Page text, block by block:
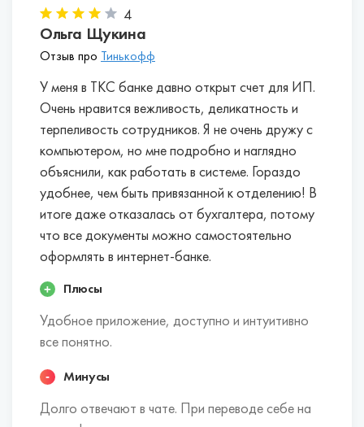
дня.
Условия по дополнительным услугам
например, эквайрингу, зарплатному проекту.
Во многих банках вы сможете бесплатно
арендовать платежные терминалы, заказать
для своих работников дебетовые карточки и
перечислять на них зарплату без комиссии.
Для покрытия кассовых разрывов некоторые
банки сразу же одобряют овердрафт.
бесплатным снятием и внесением наличных.
Скидки при внесении авансового
платежа.Есть банки, которые делают скидки
до 20%, если оплатить пакет услуг на год.
Первые месяцы обслуживания также могут
быть бесплатными.
Бесплатная онлайн-бухгалтерия для
предпринимателей на УСН без работников.
Некоторые банки, например, Альфа-Банк,
Тинькофф, Модульбанк, предоставляют
доступ в онлайн-сервис, с помощью
которого можно самостоятельно вести
бухгалтерский и налоговый учет,
декларацию в электронной форме.
Проценты на неснижаемый остаток.Если вы
доход от собственных сбережений.
4
Ольга Щукина
Отзыв про Тинькофф
У меня в ТКС банке давно открыт счет для ИП.
Очень нравится вежливость, деликатность и
терпеливость сотрудников. Я не очень дружу с
компьютером, но мне подробно и наглядно
объяснили, как работать в системе. Гораздо
удобнее, чем быть привязанной к отделению! В
итоге даже отказалась от бухгалтера, потому
что все документы можно самостоятельно
оформлять в интернет-банке.
Плюсы
Удобное приложение, доступно и интуитивно
все понятно.
Минусы
Долго отвечают в чате. При переводе себе на